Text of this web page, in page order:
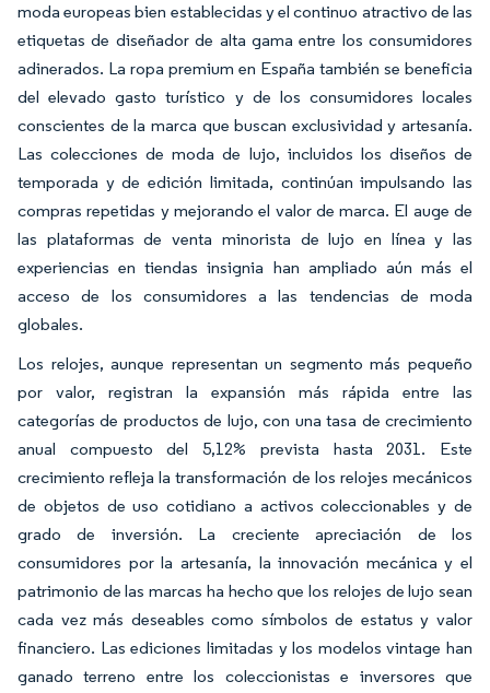
moda europeas bien establecidas y el continuo atractivo de las
etiquetas de diseñador de alta gama entre los consumidores
adinerados. La ropa premium en España también se beneficia
del elevado gasto turístico y de los consumidores locales
conscientes de la marca que buscan exclusividad y artesanía.
Las colecciones de moda de lujo, incluidos los diseños de
temporada y de edición limitada, continúan impulsando las
compras repetidas y mejorando el valor de marca. El auge de
las plataformas de venta minorista de lujo en línea y las
experiencias en tiendas insignia han ampliado aún más el
acceso de los consumidores a las tendencias de moda
globales.
Los relojes, aunque representan un segmento más pequeño
por valor, registran la expansión más rápida entre las
categorías de productos de lujo, con una tasa de crecimiento
anual compuesto del 5,12% prevista hasta 2031. Este
crecimiento refleja la transformación de los relojes mecánicos
de objetos de uso cotidiano a activos coleccionables y de
grado de inversión. La creciente apreciación de los
consumidores por la artesanía, la innovación mecánica y el
patrimonio de las marcas ha hecho que los relojes de lujo sean
cada vez más deseables como símbolos de estatus y valor
financiero. Las ediciones limitadas y los modelos vintage han
ganado terreno entre los coleccionistas e inversores que